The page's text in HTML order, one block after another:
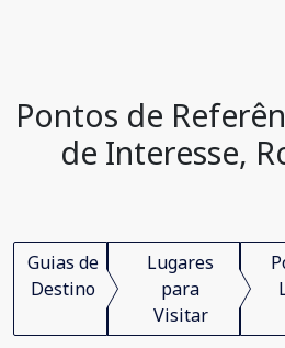
Pontos de
de Interesse,
Guias de
Destino
Lugares
para
Visitar